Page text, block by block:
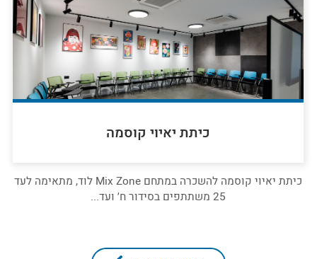
כיתת יאיוי קוסמה
כיתת יאיוי קוסמה להשכרה במתחם Mix Zone לוד, מתאימה לעד
25 משתתפים בסידור ח׳ ועד...